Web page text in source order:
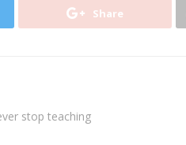
Share
stop teaching